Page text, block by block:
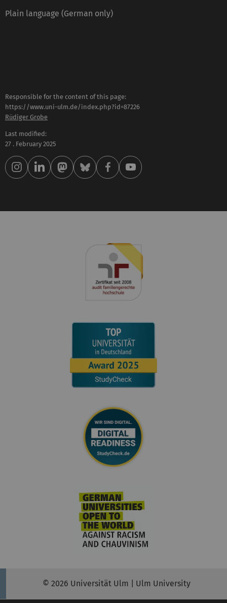
Plain language (German only)
Responsible for the content of this page:
https://www.uni-ulm.de/index.php?id=87226
Rüdiger Grobe
Last modified:
27 . February 2025
© 2026 Universität Ulm | Ulm University